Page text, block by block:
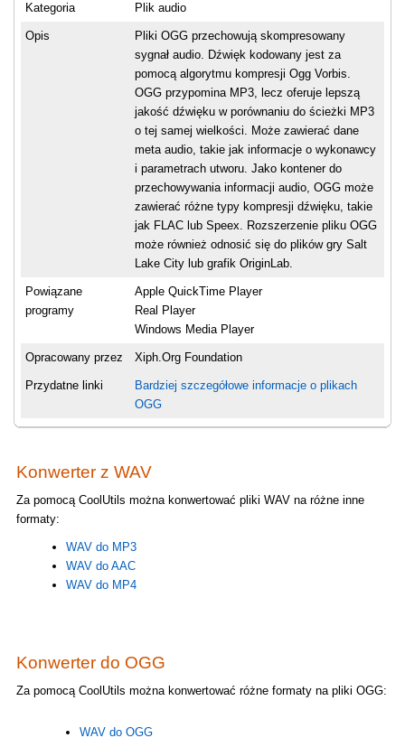
Kategoria Plik audio
Opis
Pliki OGG przechowują skompresowany
sygnał audio. Dźwięk kodowany jest za
pomocą algorytmu kompresji Ogg Vorbis.
OGG przypomina MP3, lecz oferuje lepszą
jakość dźwięku w porównaniu do ścieżki MP3
o tej samej wielkości. Może zawierać dane
meta audio, takie jak informacje o wykonawcy
i parametrach utworu. Jako kontener do
przechowywania informacji audio, OGG może
zawierać różne typy kompresji dźwięku, takie
jak FLAC lub Speex. Rozszerzenie pliku OGG
może również odnosić się do plików gry Salt
Lake City lub grafik OriginLab.
Powiązane
programy
Apple QuickTime Player
Real Player
Windows Media Player
Opracowany przez Xiph.Org Foundation
Przydatne linki
Bardziej szczegółowe informacje o plikach
OGG
Konwerter z WAV
Za pomocą CoolUtils można konwertować pliki WAV na różne inne
formaty:
WAV do MP3
WAV do AAC
WAV do MP4
Konwerter do OGG
Za pomocą CoolUtils można konwertować różne formaty na pliki OGG:
WAV do OGG